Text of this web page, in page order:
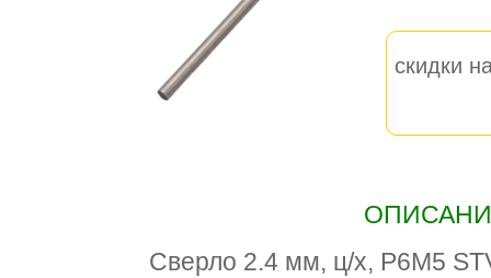
скидки
Сверло 2.4 мм, ц/х, Р6М5